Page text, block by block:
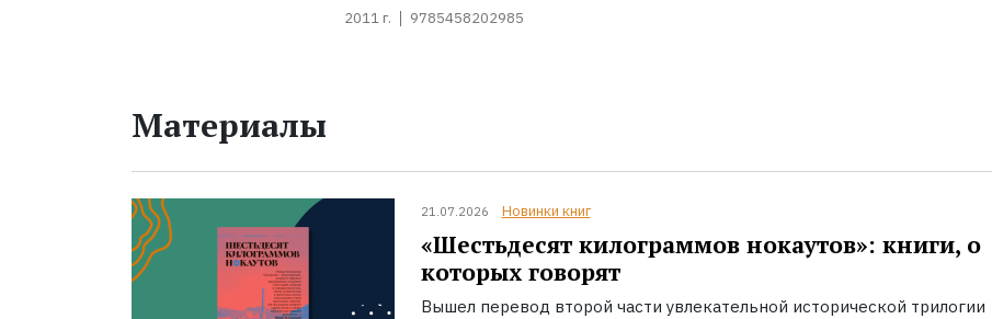
2011 г. 9785458202985
Материалы
21.07.2026 Новинки книг
«Шестьдесят килограммов нокаутов»: книги, о
которых говорят
Вышел перевод второй части увлекательной исторической трилогии